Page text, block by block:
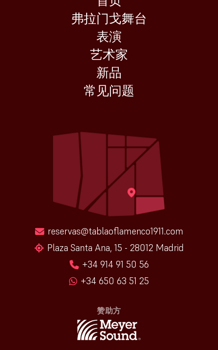
弗拉门戈舞台
表演
艺术家
新品
常见问题
reservas@tablaoflamenco1911.com
Plaza Santa Ana, 15 - 28012 Madrid
+34 914 91 50 56
+34 650 63 51 25
赞助方